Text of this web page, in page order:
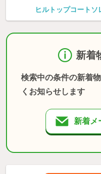
ヒルトップコート
新着
検索中の条件の新着
くお知らせします
新着メ